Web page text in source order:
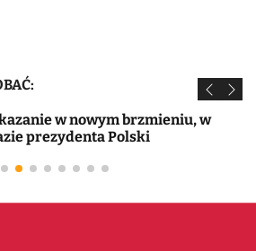
w nowym brzmieniu, w
prezydenta Polski